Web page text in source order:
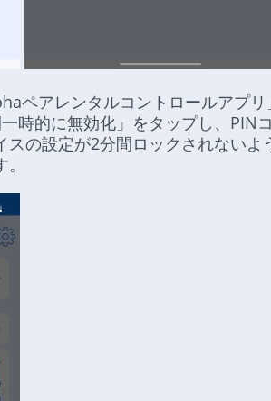
ペアレンタルコントロールアプリ
時的に無効化」をタップし、PIN
スの設定が2分間ロックされないよ